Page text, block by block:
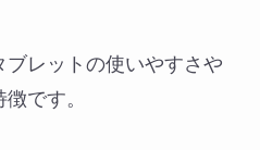
ブレットの使いやすさや
です。